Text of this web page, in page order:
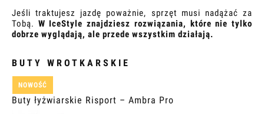
Jeśli traktujesz jazdę poważnie, sprzęt musi nadążać za
Tobą. W IceStyle znajdziesz rozwiązania, które nie tylko
dobrze wyglądają, ale przede wszystkim działają.
BUTY WROTKARSKIE
Buty łyżwiarskie Risport – Ambra Pro
NOWOŚĆ